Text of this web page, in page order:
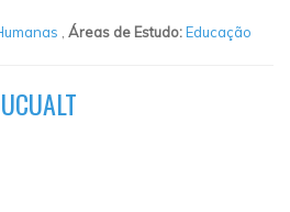
Áreas de Estudo:Educação